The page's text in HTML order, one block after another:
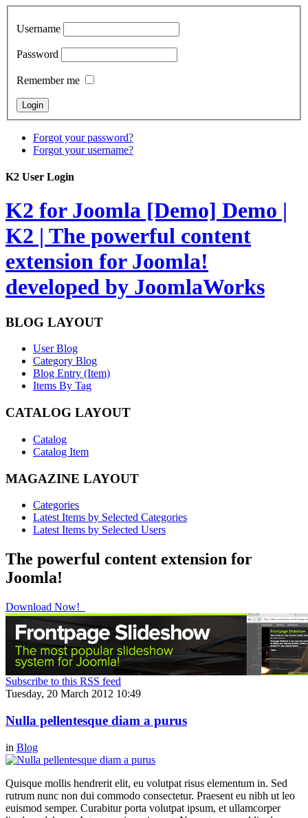
Username
Password
Remember me
Forgot your password?
Forgot your username?
K2 User Login
K2 for Joomla [Demo] Demo |
K2 | The powerful content
extension for Joomla!
developed by JoomlaWorks
BLOG LAYOUT
User Blog
Category Blog
Blog Entry (Item)
Items By Tag
CATALOG LAYOUT
Catalog
Catalog Item
MAGAZINE LAYOUT
Categories
Latest Items by Selected Categories
Latest Items by Selected Users
The powerful content extension for
Joomla!
Download Now!
Subscribe to this RSS feed
Tuesday, 20 March 2012 10:49
Nulla pellentesque diam a purus
in Blog
Quisque mollis hendrerit elit, eu volutpat risus elementum in. Sed
rutrum nunc non dui commodo consectetur. Praesent eu nibh ut leo
euismod semper. Curabitur porta volutpat ipsum, et ullamcorper